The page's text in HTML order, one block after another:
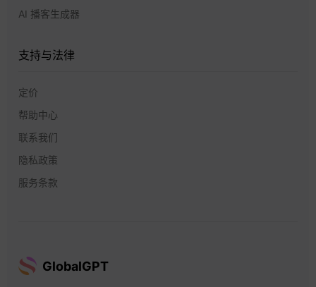
AI 播客生成器
支持与法律
定价
帮助中心
联系我们
隐私政策
服务条款
GlobalGPT